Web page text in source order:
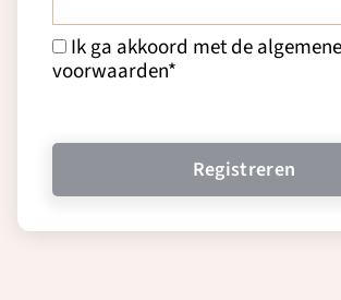
Ik ga akkoord met de algemene
voorwaarden*
Geen waarde